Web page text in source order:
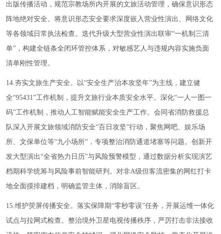
出版传播活动，规范宗教场所内开展的文旅活动管理，确保意识形态
阵地绝对安全。将意识形态安全要求深度嵌入营业性演出、网络文化
等各领域日常执法检查。迭代升级大型营业性演出联审“一机制三清
单”，构建全链条全闭环管控体系，对敏感艺人与违规内容实施负面
清单刚性管理。
14.夯实文旅生产安全。以“安全生产治本攻坚年”为主线，建立健
全“95431”工作机制，提升文旅行业本质安全水平。深化“一人一图一
码”工作机制，推动人工智能赋能安全生产工作。会同省消防救援总
队深入开展文旅领域消防安全“百日攻坚”行动，聚焦网吧、娱乐场
所、文保单位等“九小场所”，专项整治消防通道堵塞等问题。创新开
发大型演出“全省热力日历”与风险预警模型，通过数据分析实现演艺
档期科学统筹与风险事前智能研判。对非A级但客流密集的网红打卡
地全面摸排建档，明确监管主体，消除盲区。
15.维护荧屏传播安全。落实保障期“零秒零误”任务，开展运维一体化
试点与拉网式检查。整治境外卫星电视传播秩序，严厉打击非法接收